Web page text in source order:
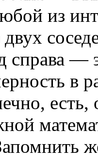
из
справа —
в